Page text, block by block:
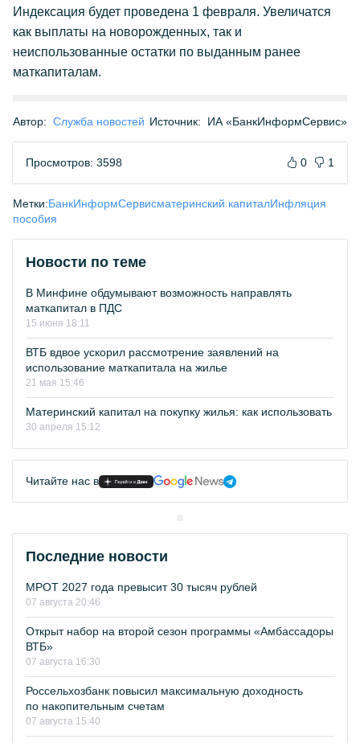
Индексация будет проведена 1 февраля. Увеличатся
как выплаты на новорожденных, так и
неиспользованные остатки по выданным ранее
маткапиталам.
Автор: Служба новостей Источник: ИА «БанкИнформСервис»
Просмотров: 3598 0 1
Метки:БанкИнформСервисматеринский капиталИнфляция
пособия
Новости по теме
В Минфине обдумывают возможность направлять
маткапитал в ПДС
15 июня 18:11
ВТБ вдвое ускорил рассмотрение заявлений на
использование маткапитала на жилье
21 мая 15:46
Материнский капитал на покупку жилья: как использовать
30 апреля 15:12
Читайте нас в
Последние новости
МРОТ 2027 года превысит 30 тысяч рублей
07 августа 20:46
Открыт набор на второй сезон программы «Амбассадоры
ВТБ»
07 августа 16:30
Россельхозбанк повысил максимальную доходность
по накопительным счетам
07 августа 15:40